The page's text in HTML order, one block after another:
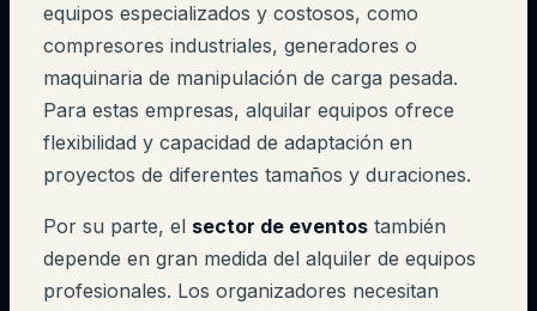
equipos especializados y costosos, como
compresores industriales, generadores o
maquinaria de manipulación de carga pesada.
Para estas empresas, alquilar equipos ofrece
flexibilidad y capacidad de adaptación en
proyectos de diferentes tamaños y duraciones.
Por su parte, el sector de eventos también
depende en gran medida del alquiler de equipos
profesionales. Los organizadores necesitan